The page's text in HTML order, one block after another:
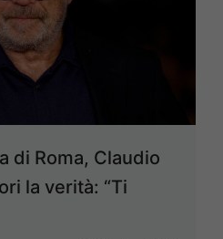
di Roma, Claudio
la verità: “Ti